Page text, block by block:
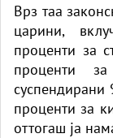
Врз таа
царини,
проценти за
проценти
проценти за
оттогаш ја